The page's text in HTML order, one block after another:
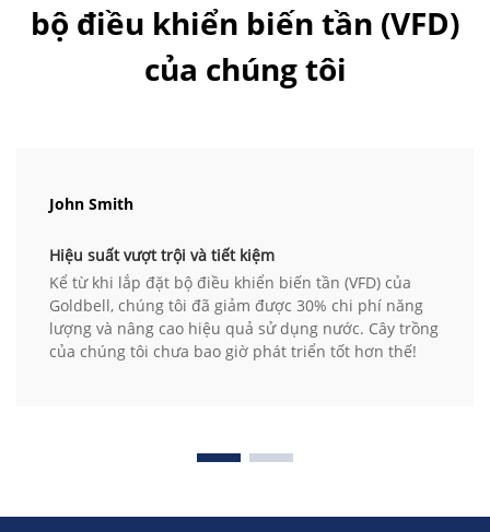
bộ điều khiển biến tần (VFD)
của chúng tôi
John Smith
Hiệu suất vượt trội và tiết kiệm
Kể từ khi lắp đặt bộ điều khiển biến tần (VFD) của
Goldbell, chúng tôi đã giảm được 30% chi phí năng
lượng và nâng cao hiệu quả sử dụng nước. Cây trồng
của chúng tôi chưa bao giờ phát triển tốt hơn thế!